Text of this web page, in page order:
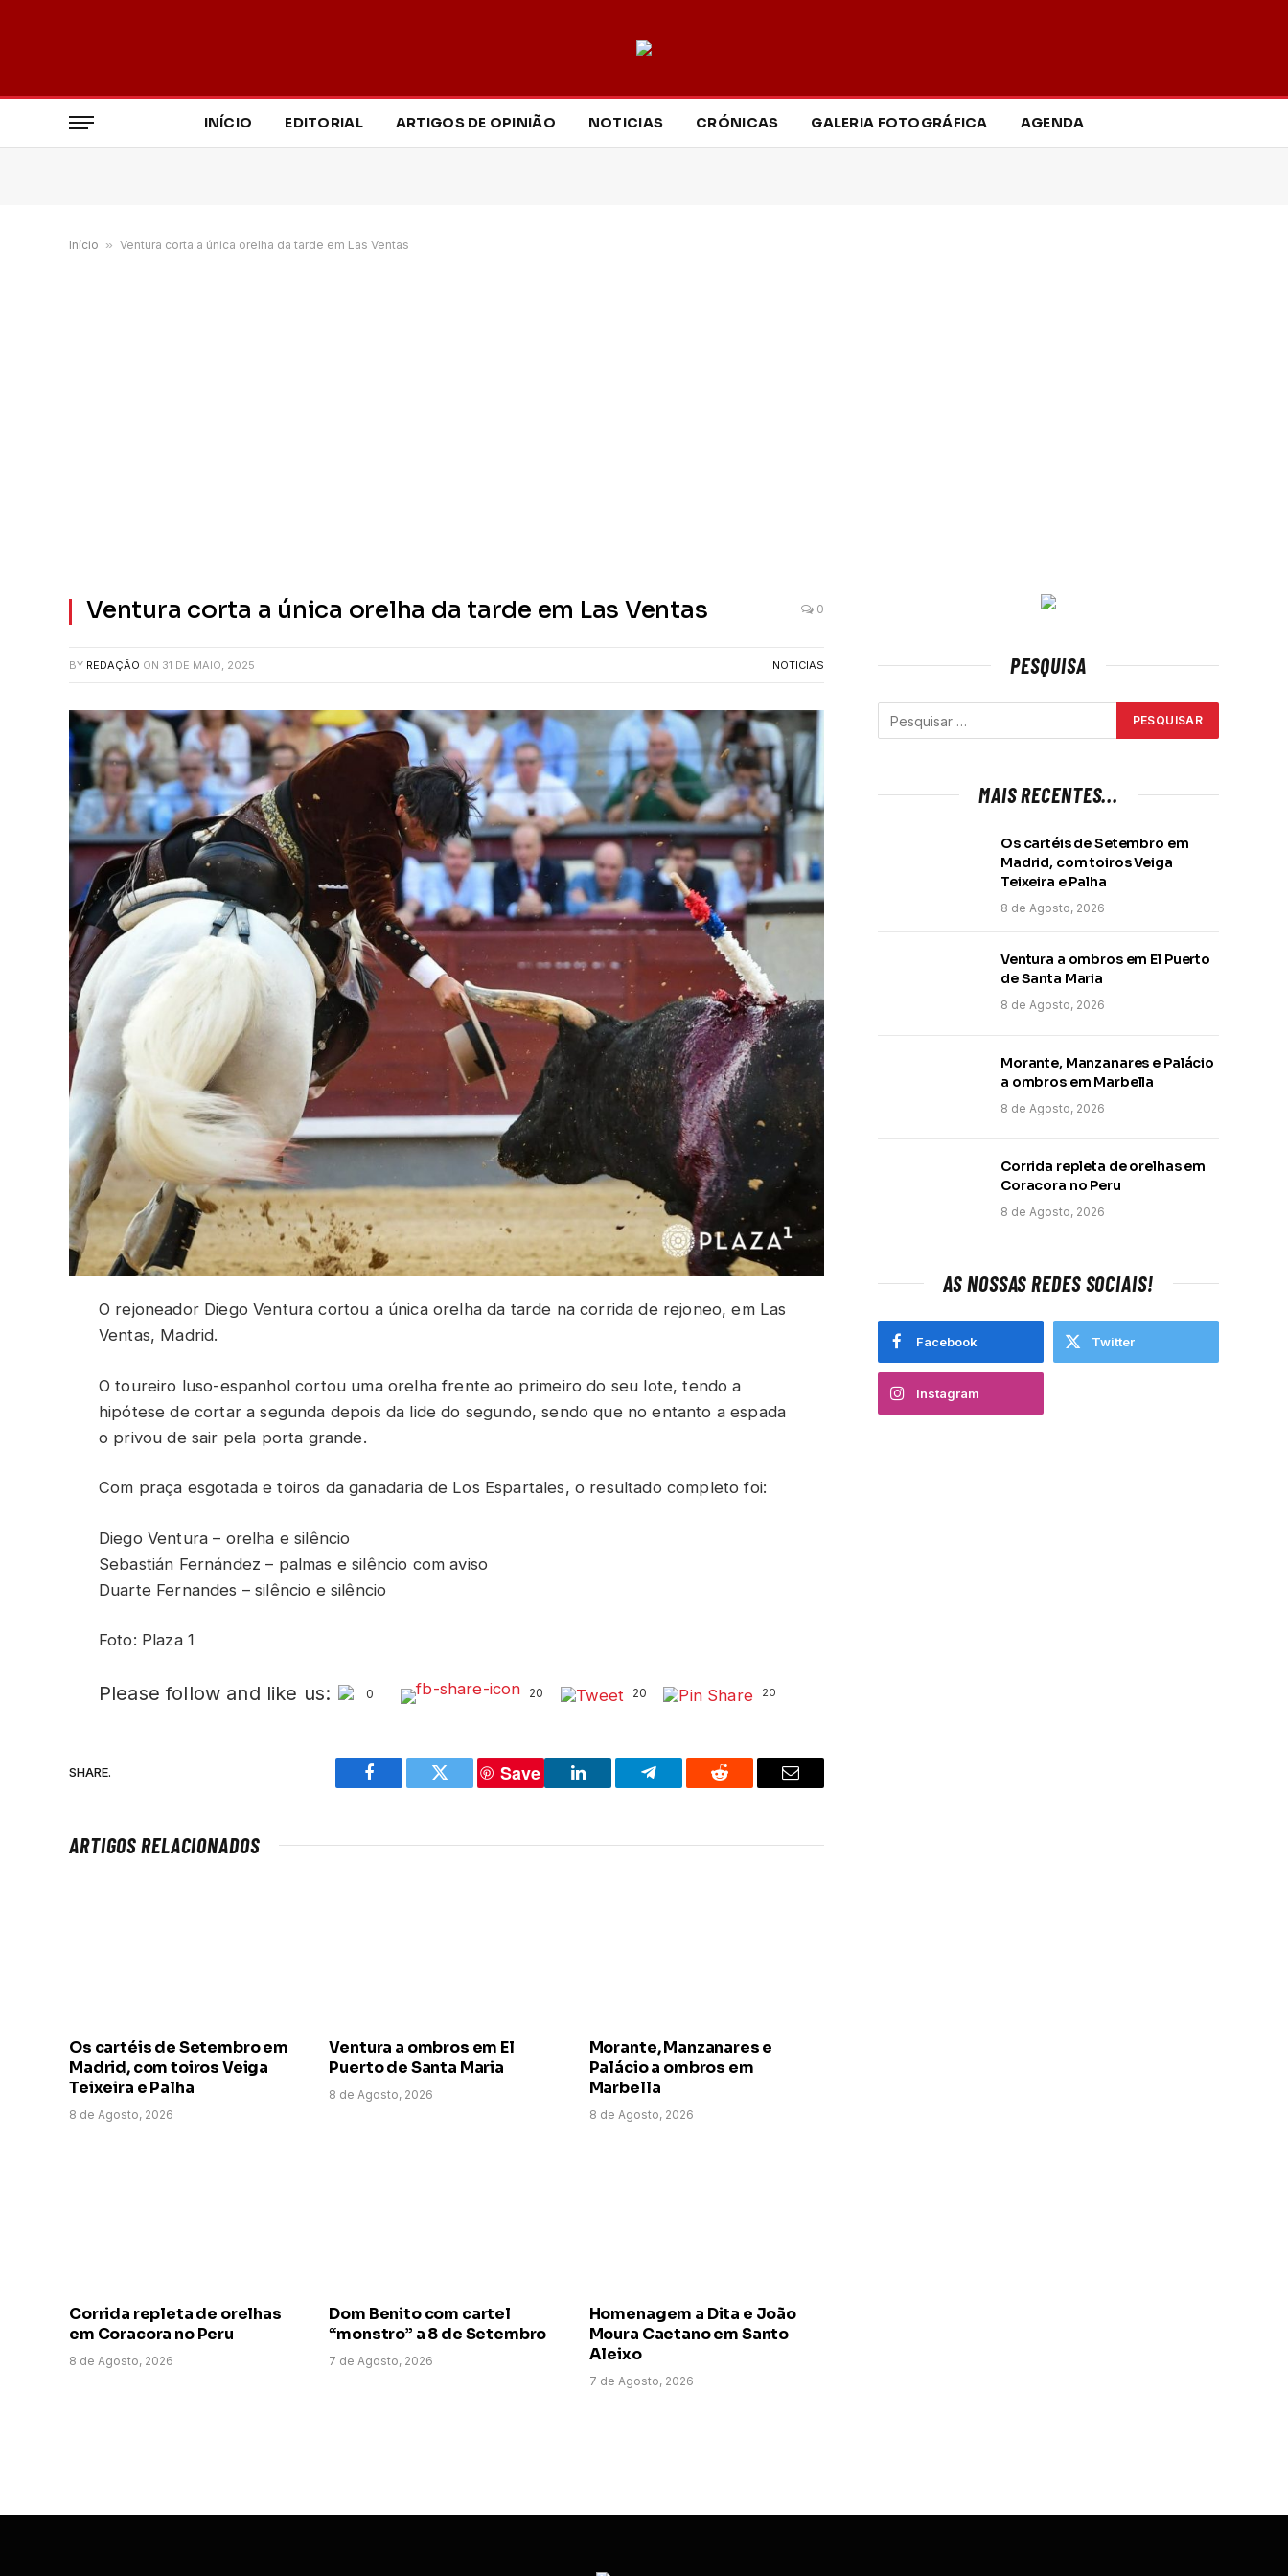
INÍCIO EDITORIAL ARTIGOS DE OPINIÃO NOTICIAS CRÓNICAS GALERIA FOTOGRÁFICA AGENDA
Início » Ventura corta a única orelha da tarde em Las Ventas
Ventura corta a única orelha da tarde em Las Ventas 0
BY REDAÇÃO ON 31 DE MAIO, 2025 NOTICIAS
O rejoneador Diego Ventura cortou a única orelha da tarde na corrida de rejoneo, em Las
Ventas, Madrid.
O toureiro luso-espanhol cortou uma orelha frente ao primeiro do seu lote, tendo a
hipótese de cortar a segunda depois da lide do segundo, sendo que no entanto a espada
o privou de sair pela porta grande.
Com praça esgotada e toiros da ganadaria de Los Espartales, o resultado completo foi:
Diego Ventura – orelha e silêncio
Sebastián Fernández – palmas e silêncio com aviso
Duarte Fernandes – silêncio e silêncio
Foto: Plaza 1
Please follow and like us: 0 20 20 20
SHARE.
Facebook Twitter
Save
LinkedIn Telegram Reddit Email
ARTIGOS RELACIONADOS
Os cartéis de Setembro em
Madrid, com toiros Veiga
Teixeira e Palha
8 de Agosto, 2026
Ventura a ombros em El
Puerto de Santa Maria
8 de Agosto, 2026
Morante, Manzanares e
Palácio a ombros em
Marbella
8 de Agosto, 2026
Corrida repleta de orelhas
em Coracora no Peru
8 de Agosto, 2026
Dom Benito com cartel
“monstro” a 8 de Setembro
7 de Agosto, 2026
Homenagem a Dita e João
Moura Caetano em Santo
Aleixo
7 de Agosto, 2026
PESQUISA
MAIS RECENTES...
Os cartéis de Setembro em
Madrid, com toiros Veiga
Teixeira e Palha
8 de Agosto, 2026
Ventura a ombros em El Puerto
de Santa Maria
8 de Agosto, 2026
Morante, Manzanares e Palácio
a ombros em Marbella
8 de Agosto, 2026
Corrida repleta de orelhas em
Coracora no Peru
8 de Agosto, 2026
AS NOSSAS REDES SOCIAIS!
Facebook Twitter
Instagram